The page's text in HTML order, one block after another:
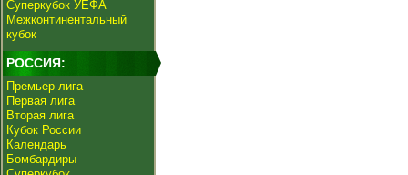
Суперкубок УЕФА
Межконтинентальный
кубок
РОССИЯ:
Премьер-лига
Первая лига
Вторая лига
Кубок России
Календарь
Бомбардиры